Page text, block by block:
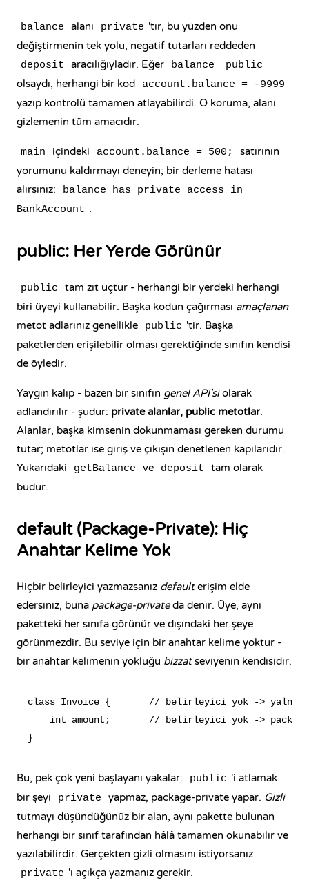
balance alanı private 'tır, bu yüzden onu
değiştirmenin tek yolu, negatif tutarları reddeden
deposit aracılığıyladır. Eğer balance public
olsaydı, herhangi bir kod account.balance = -9999
yazıp kontrolü tamamen atlayabilirdi. O koruma, alanı
gizlemenin tüm amacıdır.
main içindeki account.balance = 500;
satırının
yorumunu kaldırmayı deneyin; bir derleme hatası
alırsınız:
balance has private access in
BankAccount .
public: Her Yerde Görünür
public
tam zıt uçtur - herhangi bir yerdeki herhangi
biri üyeyi kullanabilir. Başka kodun çağırması amaçlanan
metot adlarınız genellikle
public 'tir. Başka
paketlerden erişilebilir olması gerektiğinde sınıfın kendisi
de öyledir.
Yaygın kalıp - bazen bir sınıfın genel API'siolarak
adlandırılır - şudur: private alanlar, public metotlar.
Alanlar, başka kimsenin dokunmaması gereken durumu
tutar; metotlar ise giriş ve çıkışın denetlenen kapılarıdır.
Yukarıdaki
getBalance ve deposit
tam olarak
budur.
default (Package-Private): Hiç
Anahtar Kelime Yok
Hiçbir belirleyici yazmazsanız defaulterişim elde
edersiniz, buna package-privateda denir. Üye, aynı
paketteki her sınıfa görünür ve dışındaki her şeye
görünmezdir. Bu seviye için bir anahtar kelime yoktur -
bir anahtar kelimenin yokluğu bizzatseviyenin kendisidir.
class Invoice {       // belirleyici yok -> yalnızca
int amount;       // belirleyici yok ->
Bu, pek çok yeni başlayanı yakalar: public 'i atlamak
bir şeyi
private yapmaz, package-private yapar. Gizli
tutmayı düşündüğünüz bir alan, aynı pakette bulunan
herhangi bir sınıf tarafından hâlâ tamamen okunabilir ve
yazılabilirdir. Gerçekten gizli olmasını istiyorsanız
private 'ı açıkça yazmanız gerekir.